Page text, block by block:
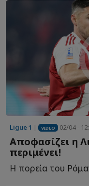
Ligue 1 | VIDEO 02/04 -
Αποφασίζει η
περιμένει!